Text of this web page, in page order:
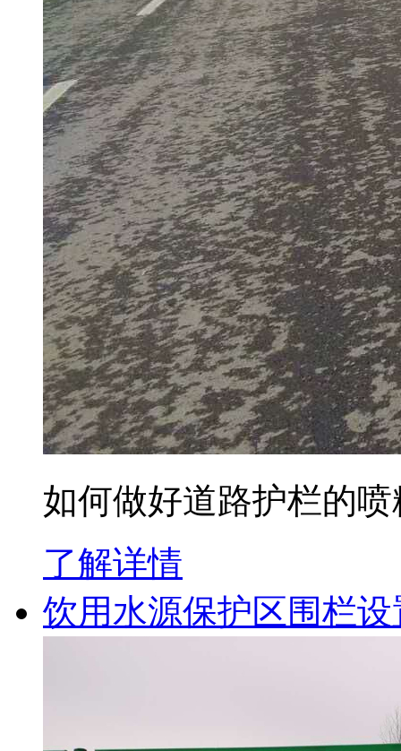
如何做好道路护栏的喷
了解详情
饮用水源保护区围栏设